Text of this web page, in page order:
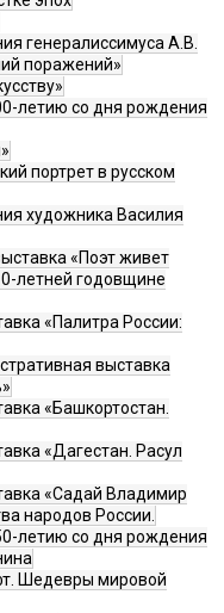
генералиссимуса А.В.
поражений»
летию со дня рождения
портрет в русском
художника Василия
«Поэт живет
летней годовщине
«Палитра России:
выставка
«Башкортостан.
«Дагестан. Расул
«Садай Владимир
народов России.
летию со дня рождения
Шедевры мировой